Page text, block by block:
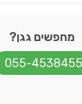
מחפשים גגן?
055-4538455